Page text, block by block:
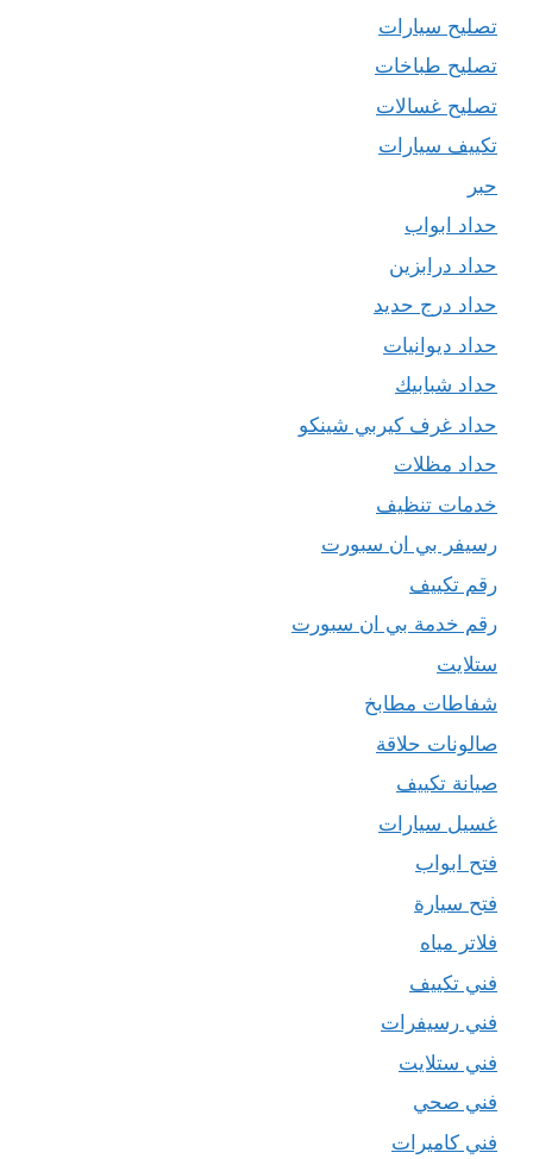
تصليح سيارات
تصليح طباخات
تصليح غسالات
تكييف سيارات
حبر
حداد ابواب
حداد درابزين
حداد درج حديد
حداد ديوانيات
حداد شبابيك
حداد غرف كيربي شينكو
حداد مظلات
خدمات تنظيف
رسيفر بي ان سبورت
رقم تكييف
رقم خدمة بي ان سبورت
ستلايت
شفاطات مطابخ
صالونات حلاقة
صيانة تكييف
غسيل سيارات
فتح ابواب
فتح سيارة
فلاتر مياه
فني تكييف
فني رسيفرات
فني ستلايت
فني صحي
فني كاميرات